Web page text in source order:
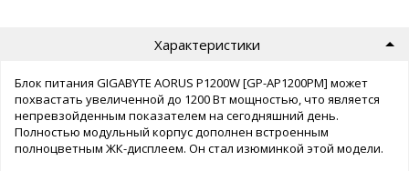
Характеристики
Блок питания GIGABYTE AORUS P1200W [GP-AP1200PM] может
похвастать увеличенной до 1200 Вт мощностью, что является
непревзойденным показателем на сегодняшний день.
Полностью модульный корпус дополнен встроенным
полноцветным ЖК-дисплеем. Он стал изюминкой этой модели.